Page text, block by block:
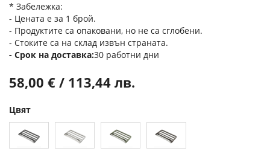
* Забележка:
- Цената е за 1 брой.
- Продуктите са опаковани, но не са сглобени.
- Стоките са на склад извън страната.
Срок на доставка 30 работни дни
58,00 € / 113,44 лв.
Цвят